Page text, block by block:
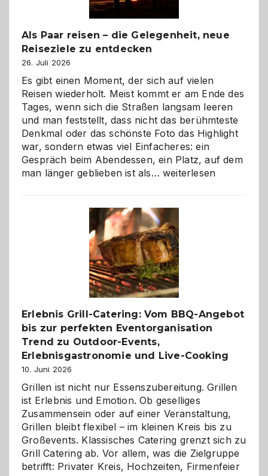
Als Paar reisen – die Gelegenheit, neue
Reiseziele zu entdecken
26. Juli 2026
Es gibt einen Moment, der sich auf vielen
Reisen wiederholt. Meist kommt er am Ende des
Tages, wenn sich die Straßen langsam leeren
und man feststellt, dass nicht das berühmteste
Denkmal oder das schönste Foto das Highlight
war, sondern etwas viel Einfacheres: ein
Gespräch beim Abendessen, ein Platz, auf dem
man länger geblieben ist als… Als
–
die
Gelegenheit,
neue
Reiseziele
zu
entdecken
weiterlesen
Erlebnis Grill-Catering: Vom BBQ-Angebot
bis zur perfekten Eventorganisation
Trend zu Outdoor-Events,
Erlebnisgastronomie und Live-Cooking
10. Juni 2026
Grillen ist nicht nur Essenszubereitung. Grillen
ist Erlebnis und Emotion. Ob geselliges
Zusammensein oder auf einer Veranstaltung,
Grillen bleibt flexibel – im kleinen Kreis bis zu
Großevents. Klassisches Catering grenzt sich zu
Grill Catering ab. Vor allem, was die Zielgruppe
betrifft: Privater Kreis, Hochzeiten, Firmenfeier